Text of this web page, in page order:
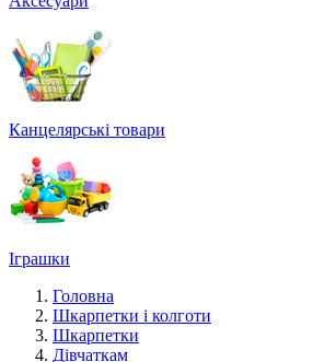
Канцелярські товари
Іграшки
Головна
Шкарпетки і колготи
Шкарпетки
Дівчаткам